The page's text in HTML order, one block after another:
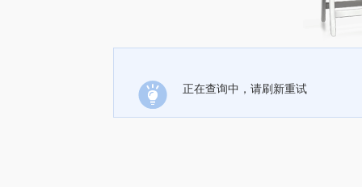
正在查询中，请刷新重试